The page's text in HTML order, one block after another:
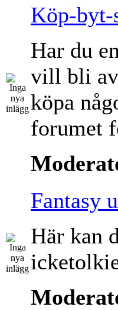
Köp-byt-
Har du
vill bli
köpa
forumet
Fantasy
Här kan